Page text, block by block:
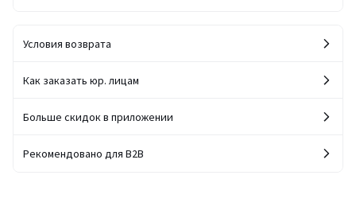
Условия возврата
Как заказать юр. лицам
Больше скидок в приложении
Рекомендовано для B2B